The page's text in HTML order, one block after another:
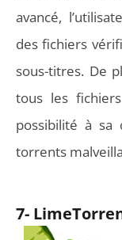
avancé,
des fichiers
sous-titres. De
tous les
possibilité à sa
torrents
7-